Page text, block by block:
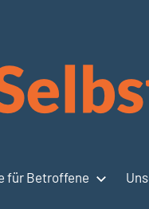
für Betroffene